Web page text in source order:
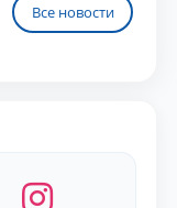
Все новости